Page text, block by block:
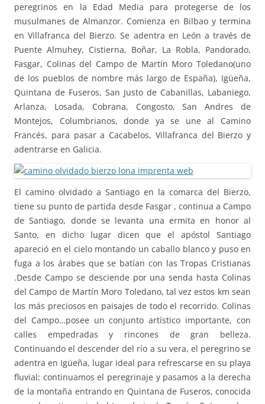
peregrinos en la Edad Media para protegerse de los
musulmanes de Almanzor. Comienza en Bilbao y termina
en Villafranca del Bierzo. Se adentra en León a través de
Puente Almuhey, Cistierna, Boñar, La Robla, Pandorado,
Fasgar, Colinas del Campo de Martín Moro Toledano(uno
de los pueblos de nombre más largo de España), Igüeña,
Quintana de Fuseros, San Justo de Cabanillas, Labaniego,
Arlanza, Losada, Cobrana, Congosto, San Andres de
Montejos, Columbrianos, donde ya se une al Camino
Francés, para pasar a Cacabelos, Villafranca del Bierzo y
adentrarse en Galicia.
El camino olvidado a Santiago en la comarca del Bierzo,
tiene su punto de partida desde Fasgar , continua a Campo
de Santiago, donde se levanta una ermita en honor al
Santo, en dicho lugar dicen que el apóstol Santiago
apareció en el cielo montando un caballo blanco y puso en
fuga a los árabes que se batían con las Tropas Cristianas
.Desde Campo se desciende por una senda hasta Colinas
del Campo de Martín Moro Toledano, tal vez estos km sean
los más preciosos en paisajes de todo el recorrido. Colinas
del Campo…posee un conjunto artístico importante, con
calles empedradas y rincones de gran belleza.
Continuando el descender del río a su vera, el peregrino se
adentra en Igüeña, lugar ideal para refrescarse en su playa
fluvial; continuamos el peregrinaje y pasamos a la derecha
de la montaña entrando en Quintana de Fuseros, conocida